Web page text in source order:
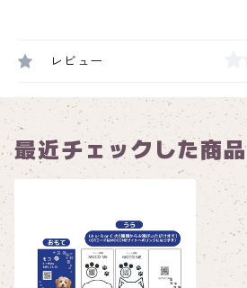
レビュー
最近チェックした商品